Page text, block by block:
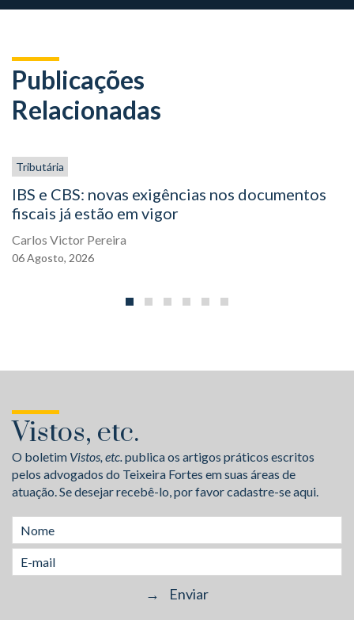
Publicações
Relacionadas
Tributária
IBS e CBS: novas exigências nos documentos
fiscais já estão em vigor
Carlos Victor Pereira
06Agosto, 2026
Vistos, etc.
O boletim Vistos, etc.publica os artigos práticos escritos
pelos advogados do Teixeira Fortes em suas áreas de
atuação. Se desejar recebê-lo, por favor cadastre-se aqui.